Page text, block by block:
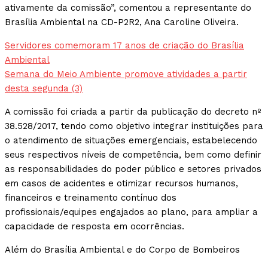
ativamente da comissão”, comentou a representante do
Brasília Ambiental na CD-P2R2, Ana Caroline Oliveira.
Servidores comemoram 17 anos de criação do Brasília
Ambiental
Semana do Meio Ambiente promove atividades a partir
desta segunda (3)
A comissão foi criada a partir da publicação do decreto nº
38.528/2017, tendo como objetivo integrar instituições para
o atendimento de situações emergenciais, estabelecendo
seus respectivos níveis de competência, bem como definir
as responsabilidades do poder público e setores privados
em casos de acidentes e otimizar recursos humanos,
financeiros e treinamento contínuo dos
profissionais/equipes engajados ao plano, para ampliar a
capacidade de resposta em ocorrências.
Além do Brasília Ambiental e do Corpo de Bombeiros